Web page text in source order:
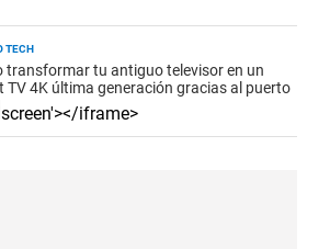
iframe>
TECH
transformar tu antiguo televisor en un
TV 4K última generación gracias al puerto